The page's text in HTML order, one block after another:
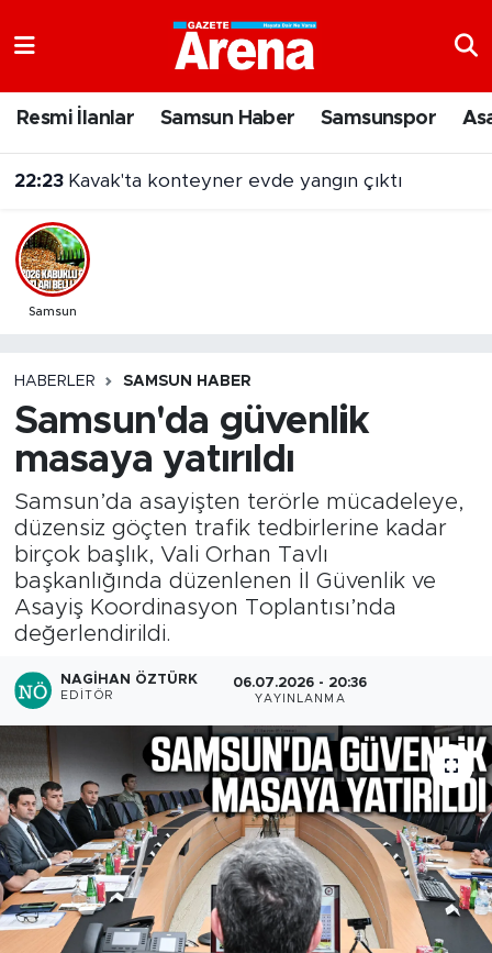
Resmi İlanlar Samsun Haber Samsunspor
22:23 Kavak'ta konteyner evde yangın çıktı
Samsun
HABERLER SAMSUN HABER
Samsun'da güvenlik
masaya yatırıldı
Samsun’da asayişten terörle mücadeleye,
düzensiz göçten trafik tedbirlerine kadar
birçok başlık, Vali Orhan Tavlı
başkanlığında düzenlenen İl Güvenlik ve
Asayiş Koordinasyon Toplantısı’nda
değerlendirildi.
NAGIHAN ÖZTÜRK
EDITÖR
06.07.2026 - 20:36
YAYINLANMA
Samsun Namaz Vakitleri
Trafik Durumu
Süper Lig Puan Durumu ve Fikstür
Son Dakika Haberleri
Haber Arşivi